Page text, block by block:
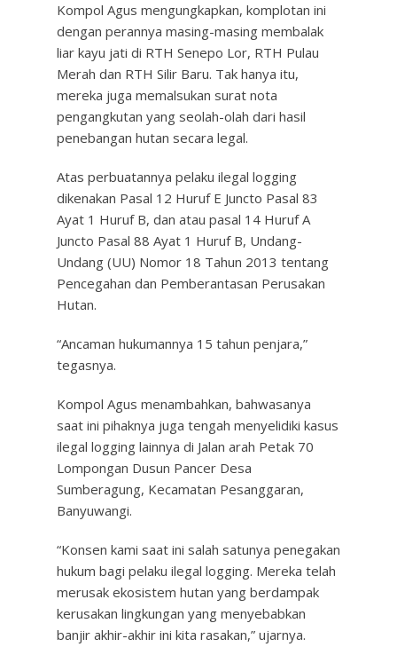
Kompol Agus mengungkapkan, komplotan ini
dengan perannya masing-masing membalak
liar kayu jati di RTH Senepo Lor, RTH Pulau
Merah dan RTH Silir Baru. Tak hanya itu,
mereka juga memalsukan surat nota
pengangkutan yang seolah-olah dari hasil
penebangan hutan secara legal.
Atas perbuatannya pelaku ilegal logging
dikenakan Pasal 12 Huruf E Juncto Pasal 83
Ayat 1 Huruf B, dan atau pasal 14 Huruf A
Juncto Pasal 88 Ayat 1 Huruf B, Undang-
Undang (UU) Nomor 18 Tahun 2013 tentang
Pencegahan dan Pemberantasan Perusakan
Hutan.
“Ancaman hukumannya 15 tahun penjara,”
tegasnya.
Kompol Agus menambahkan, bahwasanya
saat ini pihaknya juga tengah menyelidiki kasus
ilegal logging lainnya di Jalan arah Petak 70
Lompongan Dusun Pancer Desa
Sumberagung, Kecamatan Pesanggaran,
Banyuwangi.
“Konsen kami saat ini salah satunya penegakan
hukum bagi pelaku ilegal logging. Mereka telah
merusak ekosistem hutan yang berdampak
kerusakan lingkungan yang menyebabkan
banjir akhir-akhir ini kita rasakan,” ujarnya.